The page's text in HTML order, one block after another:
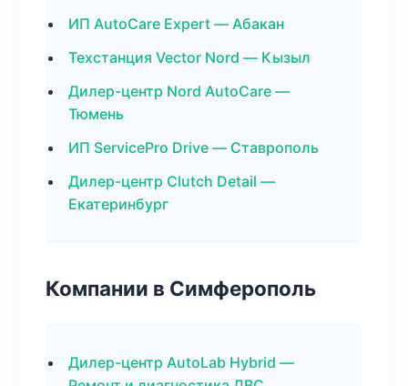
ИП AutoCare Expert — Абакан
Техстанция Vector Nord — Кызыл
Дилер-центр Nord AutoCare —
Тюмень
ИП ServicePro Drive — Ставрополь
Дилер-центр Clutch Detail —
Екатеринбург
Компании в Симферополь
Дилер-центр AutoLab Hybrid —